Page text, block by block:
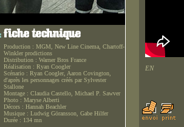
Production : MGM, New Line Cinema, Chartoff-
Winkler prodictions
Distribution : Warner Bros France
Réalisation : Ryan Coogler
Scénario : Ryan Coogler, Aaron Covington,
d'après les personnages créés par Sylvester
Stallone
Montage : Claudia Castello, Michael P. Sawver
Photo : Maryse Alberti
Décors : Hannah Beachler
Musique : Ludwig Göransson, Gabe Hilfer
Durée : 134 mn
EN